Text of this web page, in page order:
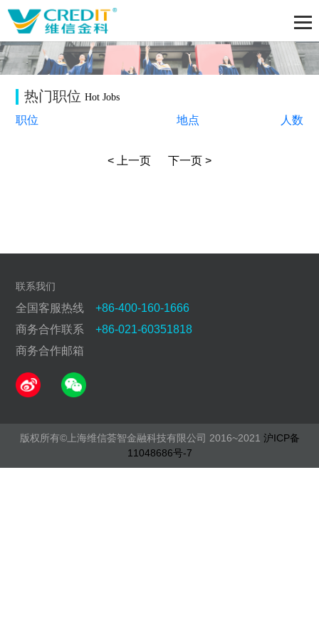
热门职位 Hot Jobs
职位 地点 人数
< 上一页 下一页 >
联系我们
全国客服热线
+86-400-160-1666
商务合作联系
+86-021-60351818
商务合作邮箱
版权所有©上海维信荟智金融科技有限公司 2016~2021 沪ICP备
11048686号-7